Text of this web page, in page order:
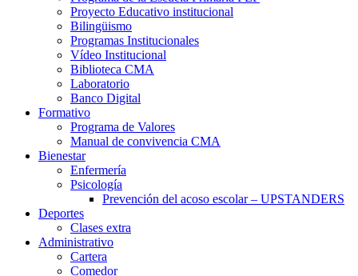
Proyecto Educativo institucional
Bilingüismo
Programas Institucionales
Vídeo Institucional
Biblioteca CMA
Laboratorio
Banco Digital
Formativo
Programa de Valores
Manual de convivencia CMA
Bienestar
Enfermería
Psicología
Prevención del acoso escolar – UPSTANDERS
Deportes
Clases extra
Administrativo
Cartera
Comedor